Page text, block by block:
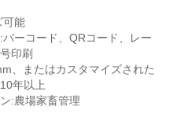
可能
ーコード、QRコード、レー
印刷
、またはカスタマイズされた
年以上
:農場家畜管理